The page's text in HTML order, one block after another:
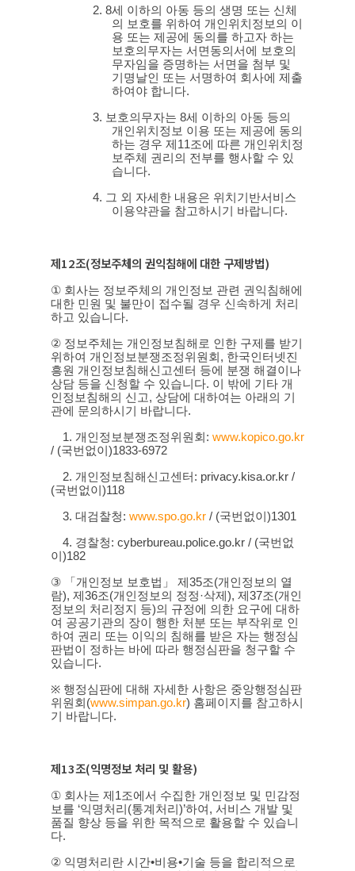
2.8세 이하의 아동 등의 생명 또는 신체
의 보호를 위하여 개인위치정보의 이
용 또는 제공에 동의를 하고자 하는
보호의무자는 서면동의서에 보호의
무자임을 증명하는 서면을 첨부 및
기명날인 또는 서명하여 회사에 제출
하여야 합니다.
3. 보호의무자는 8세 이하의 아동 등의
개인위치정보 이용 또는 제공에 동의
하는 경우 제 11조에 따른 개인위치정
보주체 권리의 전부를 행사할 수 있
습니다.
4. 그 외 자세한 내용은 위치기반서비스
이용약관을 참고하시기 바랍니다.
제12조(정보주체의 권익침해에 대한 구제방법)
① 회사는 정보주체의 개인정보 관련 권익침해에
대한 민원 및 불만이 접수될 경우 신속하게 처리
하고 있습니다.
② 정보주체는 개인정보침해로 인한 구제를 받기
위하여 개인정보분쟁조정위원회 , 한국인터넷진
흥원 개인정보침해신고센터 등에 분쟁 해결이나
상담 등을 신청할 수 있습니다. 이 밖에 기타 개
인정보침해의 신고,상담에 대하여는 아래의 기
관에 문의하시기 바랍니다.
1. 개인정보분쟁조정위원회 : www.kopico.go.kr
/ (국번없이)1833-6972
2. 개인정보침해신고센터 : privacy.kisa.or.kr /
(국번없이)118
3. 대검찰청: www.spo.go.kr/ (국번없이 )1301
4. 경찰청: cyberbureau.police.go.kr / (국번없
이)182
③ 「개인정보 보호법」 제35조(개인정보의 열
람),제36조(개인정보의 정정·삭제),제37조(개인
정보의 처리정지 등)의 규정에 의한 요구에 대하
여 공공기관의 장이 행한 처분 또는 부작위로 인
하여 권리 또는 이익의 침해를 받은 자는 행정심
판법이 정하는 바에 따라 행정심판을 청구할 수
있습니다.
※ 행정심판에 대해 자세한 사항은 중앙행정심판
위원회 (www.simpan.go.kr) 홈페이지를 참고하시
기 바랍니다.
제13조(익명정보 처리 및 활용)
① 회사는 제 1조에서 수집한 개인정보 및 민감정
보를 ‘익명처리 (통계처리)’하여 ,서비스 개발 및
품질 향상 등을 위한 목적으로 활용할 수 있습니
다.
② 익명처리란 시간•비용•기술 등을 합리적으로